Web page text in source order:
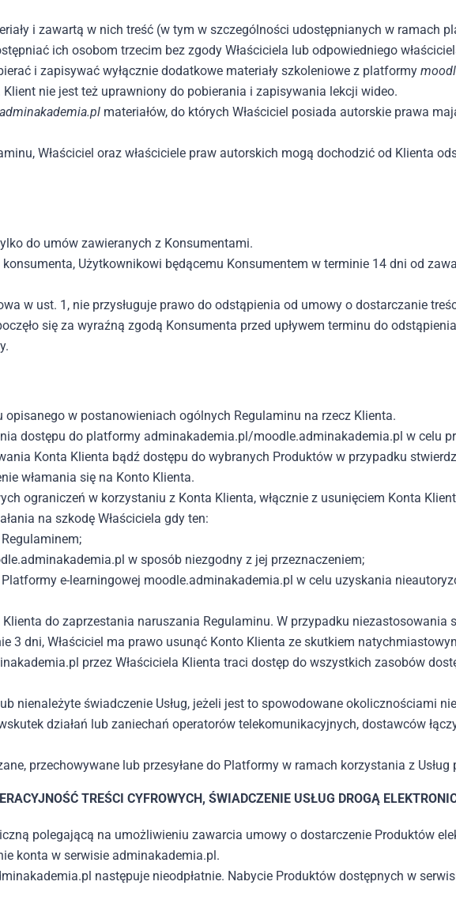
i zawartą w nich treść (w tym w szczególności udostępnianych w ramach
ich osobom trzecim bez zgody Właściciela lub odpowiedniego
i zapisywać wyłącznie dodatkowe materiały szkoleniowe z platformy
nie jest też uprawniony do pobierania i zapisywania lekcji wideo.
materiałów, do których Właściciel posiada autorskie prawa
Właściciel oraz właściciele praw autorskich mogą dochodzić od Klienta
do umów zawieranych z Konsumentami.
Użytkownikowi będącemu Konsumentem w terminie 14 dni od
w ust. 1, nie przysługuje prawo do odstąpienia od umowy o dostarczanie
się za wyraźną zgodą Konsumenta przed upływem terminu do
w postanowieniach ogólnych Regulaminu na rzecz Klienta.
dostępu do platformy adminakademia.pl/moodle.adminakademia.pl w celu
Konta Klienta bądź dostępu do wybranych Produktów w przypadku
włamania się na Konto Klienta.
ograniczeń w korzystaniu z Konta Klienta, włącznie z usunięciem Konta
na szkodę Właściciela gdy ten:
w sposób niezgodny z jej przeznaczeniem;
e-learningowej moodle.adminakademia.pl w celu uzyskania
do zaprzestania naruszania Regulaminu. W przypadku niezastosowania
3 dni, Właściciel ma prawo usunąć Konto Klienta ze skutkiem
przez Właściciela Klienta traci dostęp do wszystkich zasobów
nienależyte świadczenie Usług, jeżeli jest to spowodowane okolicznościami
działań lub zaniechań operatorów telekomunikacyjnych, dostawców
przechowywane lub przesyłane do Platformy w ramach korzystania z Usług
TREŚCI CYFROWYCH, ŚWIADCZENIE USŁUG DROGĄ
polegającą na umożliwieniu zawarcia umowy o dostarczenie Produktów
konta w serwisie adminakademia.pl.
następuje nieodpłatnie. Nabycie Produktów dostępnych w